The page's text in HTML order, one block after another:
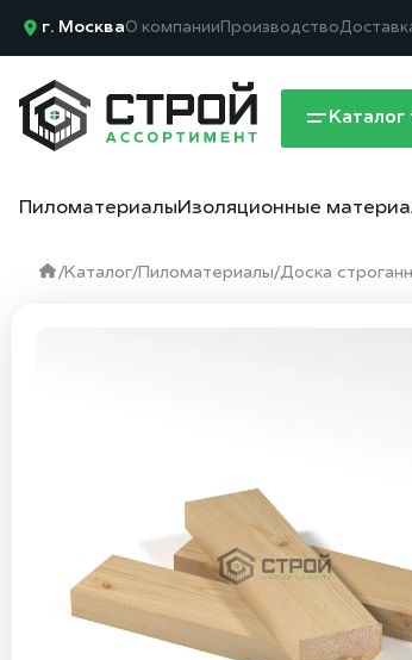
г. МоскваО компании Производство
Каталог
ПиломатериалыИзоляционные
/Каталог/Пиломатериалы/Доска